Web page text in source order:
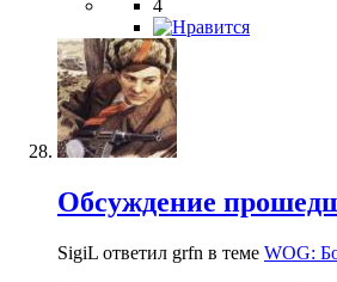
4
Обсуждение
SigiL ответил grfn в теме WOG: